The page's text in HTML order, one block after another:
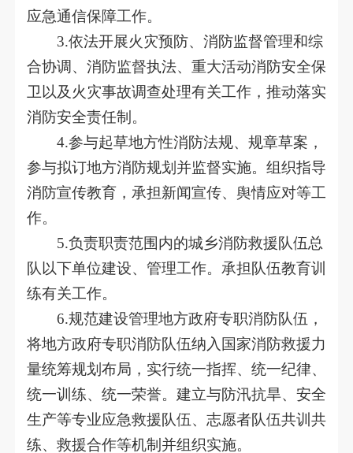
应急通信保障工作。
3.依法开展火灾预防、消防监督管理和综
合协调、消防监督执法、重大活动消防安全保
卫以及火灾事故调查处理有关工作，推动落实
消防安全责任制。
4.参与起草地方性消防法规、规章草案，
参与拟订地方消防规划并监督实施。组织指导
消防宣传教育，承担新闻宣传、舆情应对等工
作。
5.负责职责范围内的城乡消防救援队伍总
队以下单位建设、管理工作。承担队伍教育训
练有关工作。
6.规范建设管理地方政府专职消防队伍，
将地方政府专职消防队伍纳入国家消防救援力
量统筹规划布局，实行统一指挥、统一纪律、
统一训练、统一荣誉。建立与防汛抗旱、安全
生产等专业应急救援队伍、志愿者队伍共训共
练、救援合作等机制并组织实施。